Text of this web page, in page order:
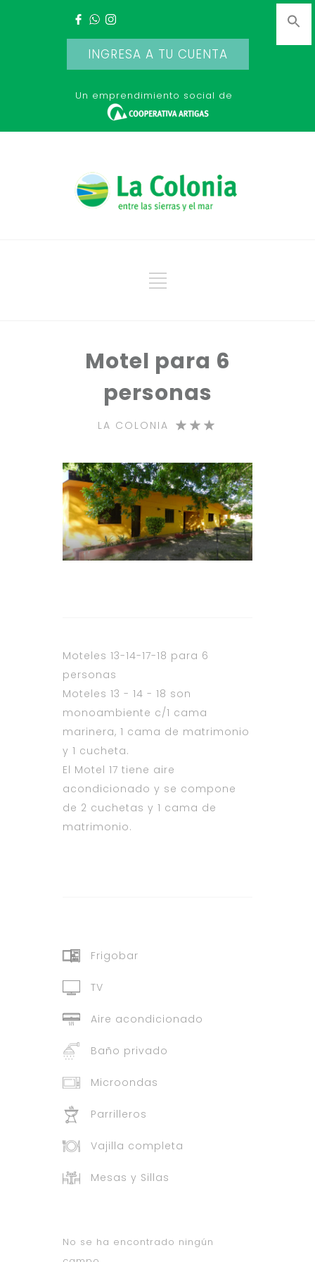
INGRESA A TU CUENTA
Un emprendimiento social de
Motel para 6
personas
LA COLONIA
Moteles 13-14-17-18 para 6
personas
Moteles 13 - 14 - 18 son
monoambiente c/1 cama
marinera, 1 cama de matrimonio
y 1 cucheta.
El Motel 17 tiene aire
acondicionado y se compone
de 2 cuchetas y 1 cama de
matrimonio.
Frigobar
TV
Aire acondicionado
Baño privado
Microondas
Parrilleros
Vajilla completa
Mesas y Sillas
No se ha encontrado ningún